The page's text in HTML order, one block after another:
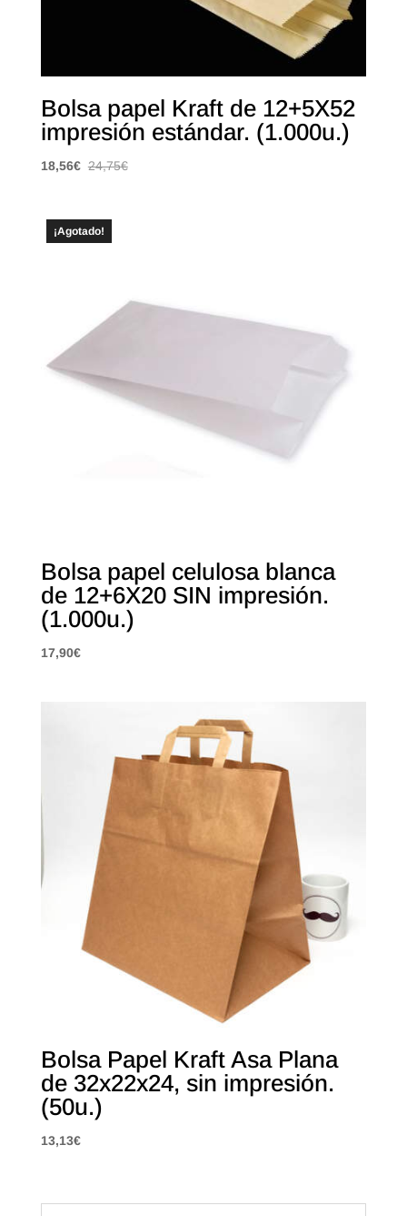
Bolsa papel Kraft de 12+5X52
impresión estándar. (1.000u.)
18,56€ 24,75€
¡Agotado!
Bolsa papel celulosa blanca
de 12+6X20 SIN impresión.
(1.000u.)
17,90€
Bolsa Papel Kraft Asa Plana
de 32x22x24, sin impresión.
(50u.)
13,13€